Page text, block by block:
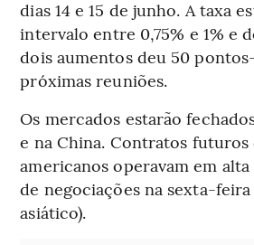
dias 14 e 15 de junho. A taxa
intervalo entre 0,75% e 1% e
dois aumentos deu 50
próximas reuniões.
Os mercados estarão
e na China. Contratos futuros
americanos operavam em
de negociações na sexta-
asiático).